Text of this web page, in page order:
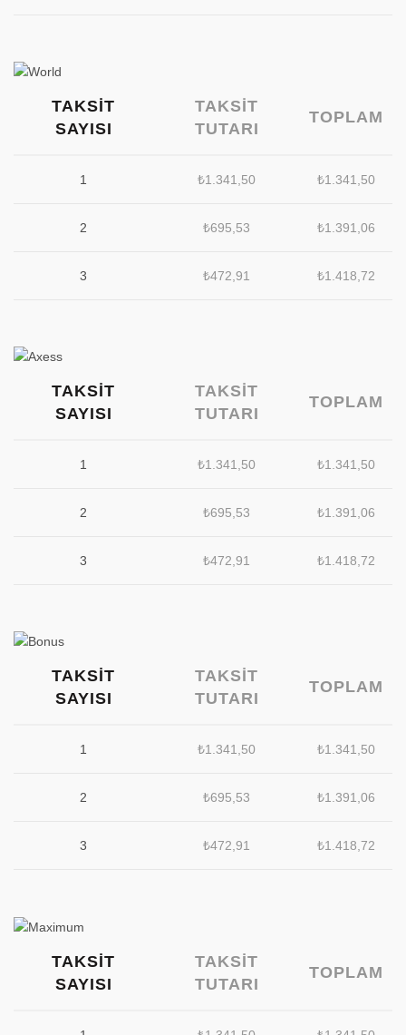
TAKSIT
SAYISI
TAKSIT
TUTARI
TOPLAM
1 ₺1.341,50 ₺1.341,50
2 ₺695,53 ₺1.391,06
3 ₺472,91 ₺1.418,72
TAKSIT
SAYISI
TAKSIT
TUTARI
TOPLAM
1 ₺1.341,50 ₺1.341,50
2 ₺695,53 ₺1.391,06
3 ₺472,91 ₺1.418,72
TAKSIT
SAYISI
TAKSIT
TUTARI
TOPLAM
1 ₺1.341,50 ₺1.341,50
2 ₺695,53 ₺1.391,06
3 ₺472,91 ₺1.418,72
TAKSIT
SAYISI
TAKSIT
TUTARI
TOPLAM